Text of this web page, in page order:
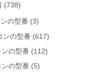
(738)
の型番 (3)
ンの型番 (617)
の型番 (112)
の型番 (5)